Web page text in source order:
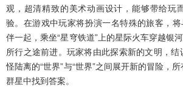
观，超清精致的美术动画设计，能够带给玩
验。在游戏中玩家将扮演一名特殊的旅客，将
伴一起，乘坐“星穹铁道”上的星际火车穿越银
所行之途前进。玩家将由此探索新的文明，
怪陆离的“世界”与“世界”之间展开新的冒险，
群星中找到答案。